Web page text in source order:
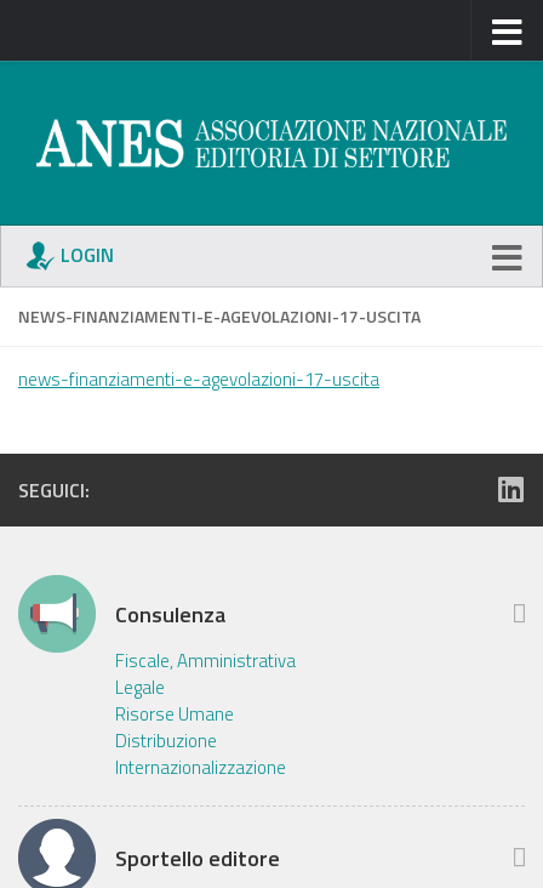
LOGIN
NEWS-FINANZIAMENTI-E-AGEVOLAZIONI-17-USCITA
news-finanziamenti-e-agevolazioni-17-uscita
SEGUICI:
Consulenza
Fiscale, Amministrativa
Legale
Risorse Umane
Distribuzione
Internazionalizzazione
Sportello editore